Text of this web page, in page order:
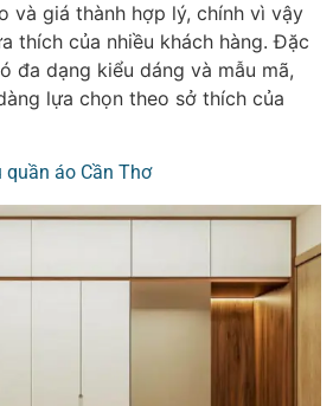
và giá thành hợp lý, chính vì vậy
thích của nhiều khách hàng. Đặc
đa dạng kiểu dáng và mẫu mã,
lựa chọn theo sở thích của
quần áo Cần Thơ